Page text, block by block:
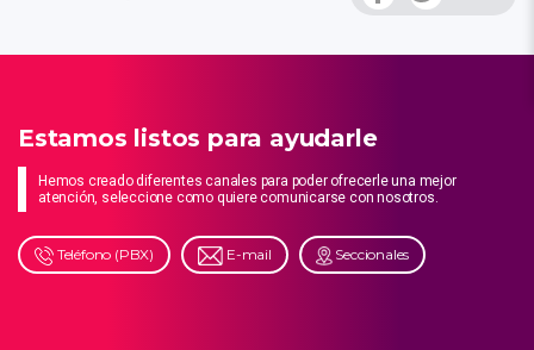
Estamos listos para ayudarle
Hemos creado diferentes canales para poder ofrecerle una mejor
atención, seleccione como quiere comunicarse con nosotros.
Teléfono (PBX) E-mail Seccionales